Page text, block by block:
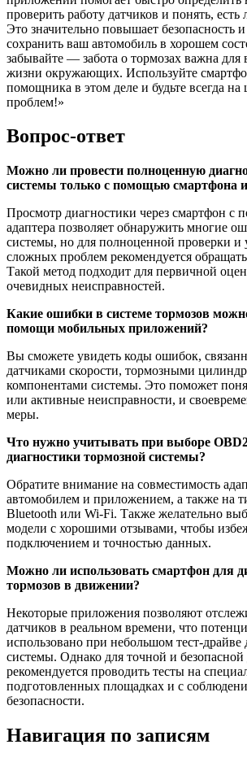
проверить работу датчиков и понять, есть
Это значительно повышает безопасность
сохранить ваш автомобиль в хорошем
забывайте — забота о тормозах важна
жизни окружающих. Используйте
помощника в этом деле и будьте всегда на
проблем!»
Вопрос-ответ
Можно ли провести полноценную
системы только с помощью смартфона
Просмотр диагностики через смартфон
адаптера позволяет обнаружить многие
системы, но для полноценной проверки и
сложных проблем рекомендуется
Такой метод подходит для первичной
очевидных неисправностей.
Какие ошибки в системе тормозов
помощи мобильных приложений?
Вы сможете увидеть коды ошибок,
датчиками скорости, тормозными
компонентами системы. Это поможет
или активные неисправности, и
меры.
Что нужно учитывать при выборе
диагностики тормозной системы?
Обратите внимание на совместимость
автомобилем и приложением, а также на
Bluetooth или Wi-Fi. Также желательно
модели с хорошими отзывами, чтобы
подключением и точностью данных.
Можно ли использовать смартфон для
тормозов в движении?
Некоторые приложения позволяют
датчиков в реальном времени, что
использовано при небольшом тест-
системы. Однако для точной и безопасной
рекомендуется проводить тесты на
подготовленных площадках и с
безопасности.
Навигация по записям